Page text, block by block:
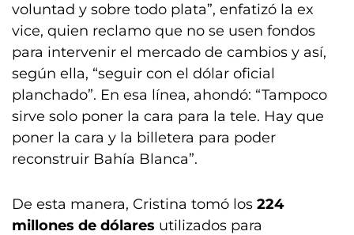
voluntad y sobre todo plata”, enfatizó la ex
vice, quien reclamo que no se usen fondos
para intervenir el mercado de cambios y así,
según ella, “seguir con el dólar oficial
planchado”. En esa línea, ahondó: “Tampoco
sirve solo poner la cara para la tele. Hay que
poner la cara y la billetera para poder
reconstruir Bahía Blanca”.
De esta manera, Cristina tomó los 224
millones de dólares utilizados para